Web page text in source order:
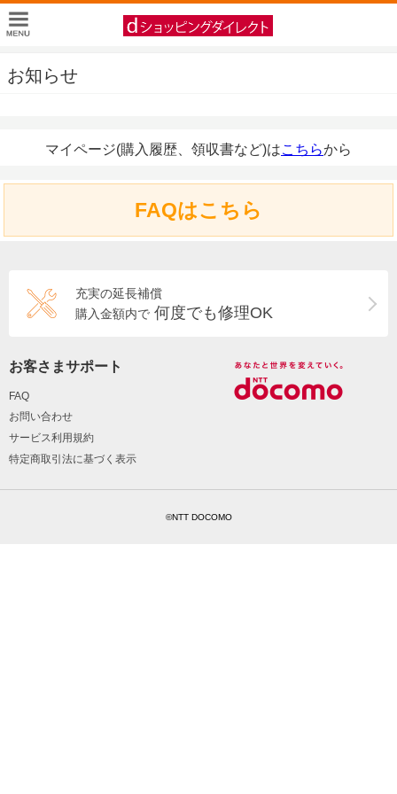
お知らせ
マイページ(購入履歴、領収書など)はこちらから
FAQはこちら
充実の延長補償
購入金額内で 何度でも修理OK
お客さまサポート
FAQ
お問い合わせ
サービス利用規約
特定商取引法に基づく表示
©NTT DOCOMO